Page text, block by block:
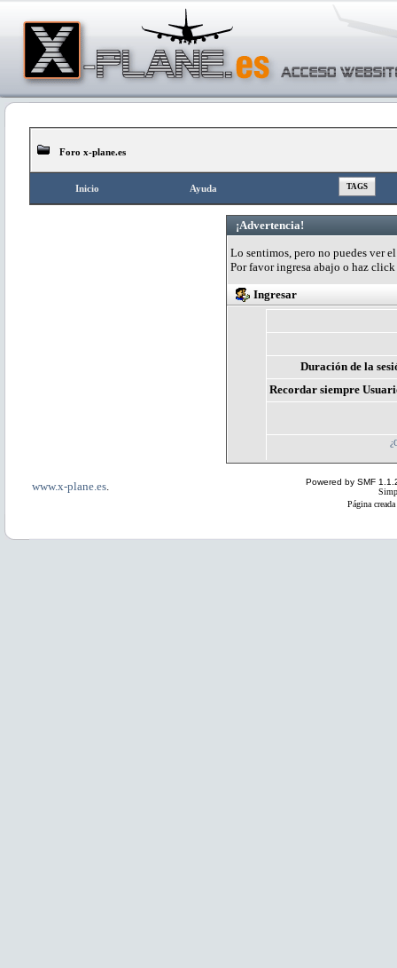
Foro x-plane.es
Inicio Ayuda TAGS
¡Advertencia!
Lo sentimos, pero no puedes ver
Por favor ingresa abajo o haz click
Ingresar
Duración de la
Recordar siempre
www.x-plane.es
Powered by SMF
Página